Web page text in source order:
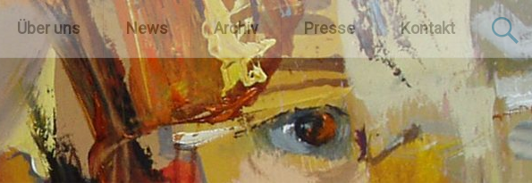
Über uns News Archiv Presse Kontakt